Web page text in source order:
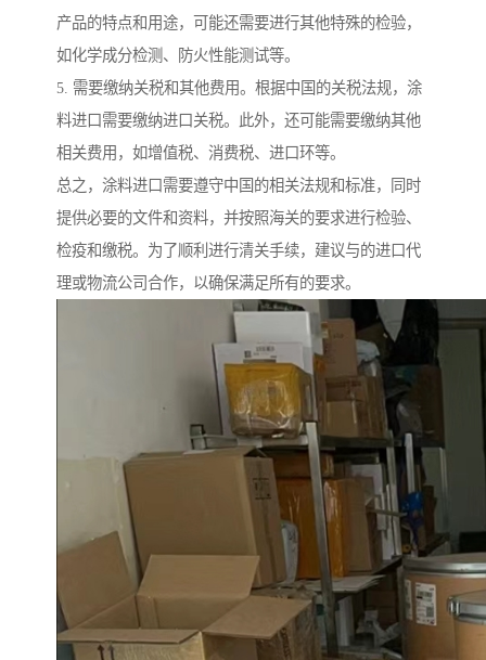
产品的特点和用途，可能还需要进行其他特殊的检验，
如化学成分检测、防火性能测试等。
5. 需要缴纳关税和其他费用。根据中国的关税法规，涂
料进口需要缴纳进口关税。此外，还可能需要缴纳其他
相关费用，如增值税、消费税、进口环等。
总之，涂料进口需要遵守中国的相关法规和标准，同时
提供必要的文件和资料，并按照海关的要求进行检验、
检疫和缴税。为了顺利进行清关手续，建议与的进口代
理或物流公司合作，以确保满足所有的要求。